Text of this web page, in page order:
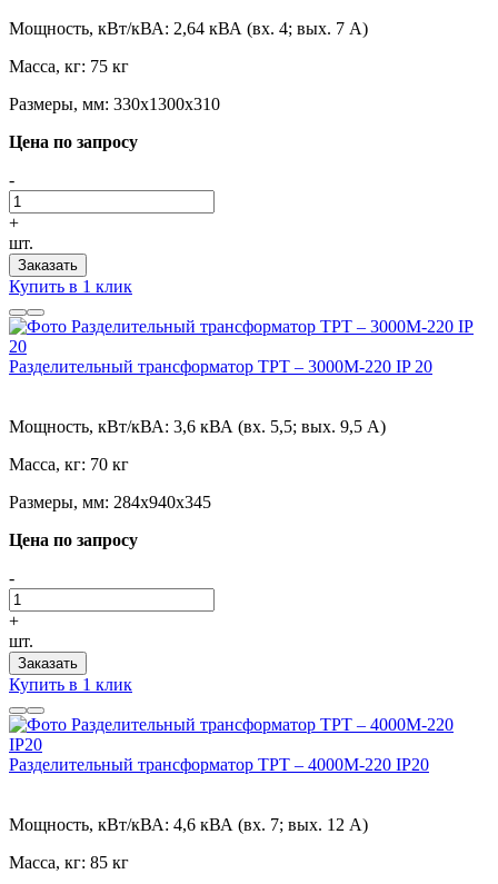
Мощность, кВт/кВА: 2,64 кВА (вх. 4; вых. 7 А)
Масса, кг: 75 кг
Размеры, мм: 330х1300х310
Цена по запросу
-
+
шт.
Заказать
Купить в 1 клик
Разделительный трансформатор ТРТ – 3000М-220 IP 20
Мощность, кВт/кВА: 3,6 кВА (вх. 5,5; вых. 9,5 А)
Масса, кг: 70 кг
Размеры, мм: 284х940х345
Цена по запросу
-
+
шт.
Заказать
Купить в 1 клик
Разделительный трансформатор ТРТ – 4000М-220 IP20
Мощность, кВт/кВА: 4,6 кВА (вх. 7; вых. 12 А)
Масса, кг: 85 кг